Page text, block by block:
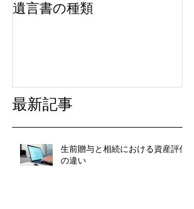
遺言書の種類
最新記事
生前贈与と相続における資産評価
の違い